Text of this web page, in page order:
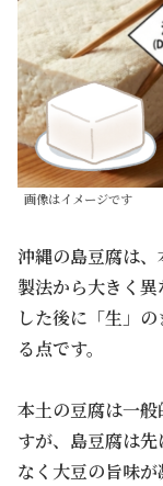
画像はイメージです
沖縄の島豆腐は
製法から大きく
した後に「生」
る点です。
本土の豆腐は一
すが、島豆腐は
なく大豆の旨味が